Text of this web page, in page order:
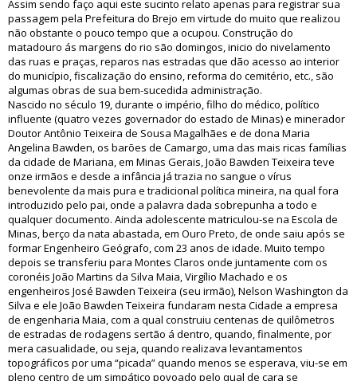
Assim sendo faço aqui este sucinto relato apenas para registrar sua
passagem pela Prefeitura do Brejo em virtude do muito que realizou
não obstante o pouco tempo que a ocupou. Construção do
matadouro ás margens do rio são domingos, inicio do nivelamento
das ruas e praças, reparos nas estradas que dão acesso ao interior
do município, fiscalização do ensino, reforma do cemitério, etc., são
algumas obras de sua bem-sucedida administração.
Nascido no século 19, durante o império, filho do médico, político
influente (quatro vezes governador do estado de Minas) e minerador
Doutor Antônio Teixeira de Sousa Magalhães e de dona Maria
Angelina Bawden, os barões de Camargo, uma das mais ricas famílias
da cidade de Mariana, em Minas Gerais, João Bawden Teixeira teve
onze irmãos e desde a infância já trazia no sangue o vírus
benevolente da mais pura e tradicional política mineira, na qual fora
introduzido pelo pai, onde a palavra dada sobrepunha a todo e
qualquer documento. Ainda adolescente matriculou-se na Escola de
Minas, berço da nata abastada, em Ouro Preto, de onde saiu após se
formar Engenheiro Geógrafo, com 23 anos de idade. Muito tempo
depois se transferiu para Montes Claros onde juntamente com os
coronéis João Martins da Silva Maia, Virgílio Machado e os
engenheiros José Bawden Teixeira (seu irmão), Nelson Washington da
Silva e ele João Bawden Teixeira fundaram nesta Cidade a empresa
de engenharia Maia, com a qual construiu centenas de quilômetros
de estradas de rodagens sertão á dentro, quando, finalmente, por
mera casualidade, ou seja, quando realizava levantamentos
topográficos por uma “picada” quando menos se esperava, viu-se em
pleno centro de um simpático povoado pelo qual de cara se